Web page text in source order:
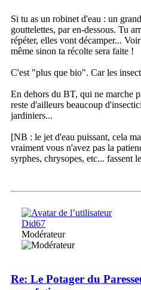
Si tu as un robinet d'eau : un
gouttelettes, par en-dessous. Tu
répéter, elles vont décamper...
même sinon ta récolte sera faite !
C'est "plus que bio". Car les
En dehors du BT, qui ne marche
reste d'ailleurs beaucoup
jardiniers...
[NB : le jet d'eau puissant, cela
vraiment vous n'avez pas la
syrphes, chrysopes, etc... fassent
Did67
Modérateur
Re: Le Potager du